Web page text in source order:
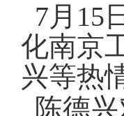
7月 15
化南京
兴等热
陈德